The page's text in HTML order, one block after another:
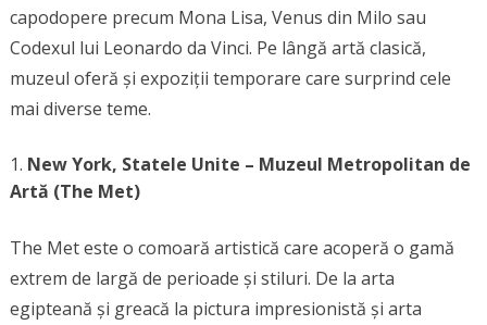
capodopere precum Mona Lisa, Venus din Milo sau
Codexul lui Leonardo da Vinci. Pe lângă artă clasică,
muzeul oferă și expoziții temporare care surprind cele
mai diverse teme.
New York, Statele Unite – Muzeul Metropolitan de
Artă (The Met)
The Met este o comoară artistică care acoperă o gamă
extrem de largă de perioade și stiluri. De la arta
egipteană și greacă la pictura impresionistă și arta